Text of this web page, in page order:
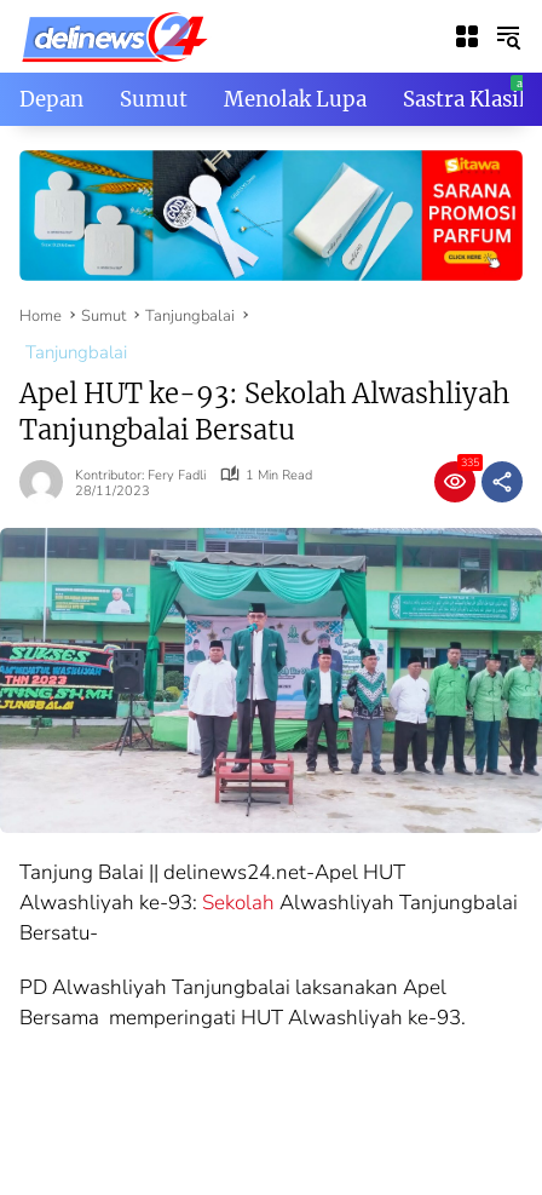
Skip
content
Depan Sumut Menolak Lupa Sastra Klasik
Home Sumut Tanjungbalai
Tanjungbalai
Apel HUT ke-93: Sekolah Alwashliyah
Tanjungbalai Bersatu
Kontributor: Fery Fadli
1 Min Read
28/11/2023
335
Tanjung Balai || delinews24.net-Apel HUT
Alwashliyah ke-93: Sekolah Alwashliyah Tanjungbalai
Bersatu-
PD Alwashliyah Tanjungbalai laksanakan Apel
Bersama memperingati HUT Alwashliyah ke-93.